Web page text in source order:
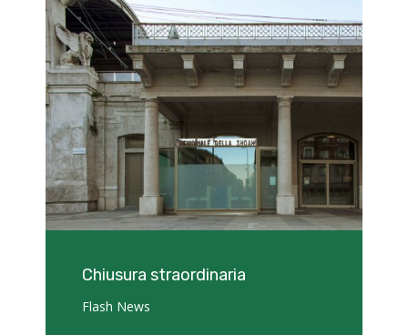
Chiusura straordinaria
Flash News